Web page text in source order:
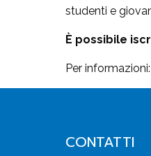
studenti e
È possibile
Per
CONTATTI